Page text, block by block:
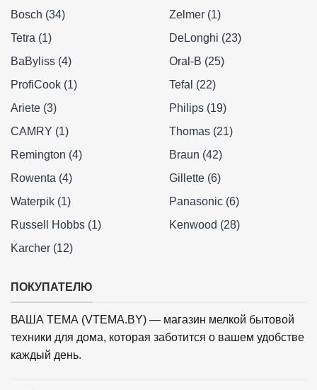
Bosch (34)
Zelmer (1)
Tetra (1)
DeLonghi (23)
BaByliss (4)
Oral-B (25)
ProfiCook (1)
Tefal (22)
Ariete (3)
Philips (19)
CAMRY (1)
Thomas (21)
Remington (4)
Braun (42)
Rowenta (4)
Gillette (6)
Waterpik (1)
Panasonic (6)
Russell Hobbs (1)
Kenwood (28)
Karcher (12)
ПОКУПАТЕЛЮ
ВАША ТЕМА (VTEMA.BY) — магазин мелкой бытовой
техники для дома, которая заботится о вашем удобстве
каждый день.